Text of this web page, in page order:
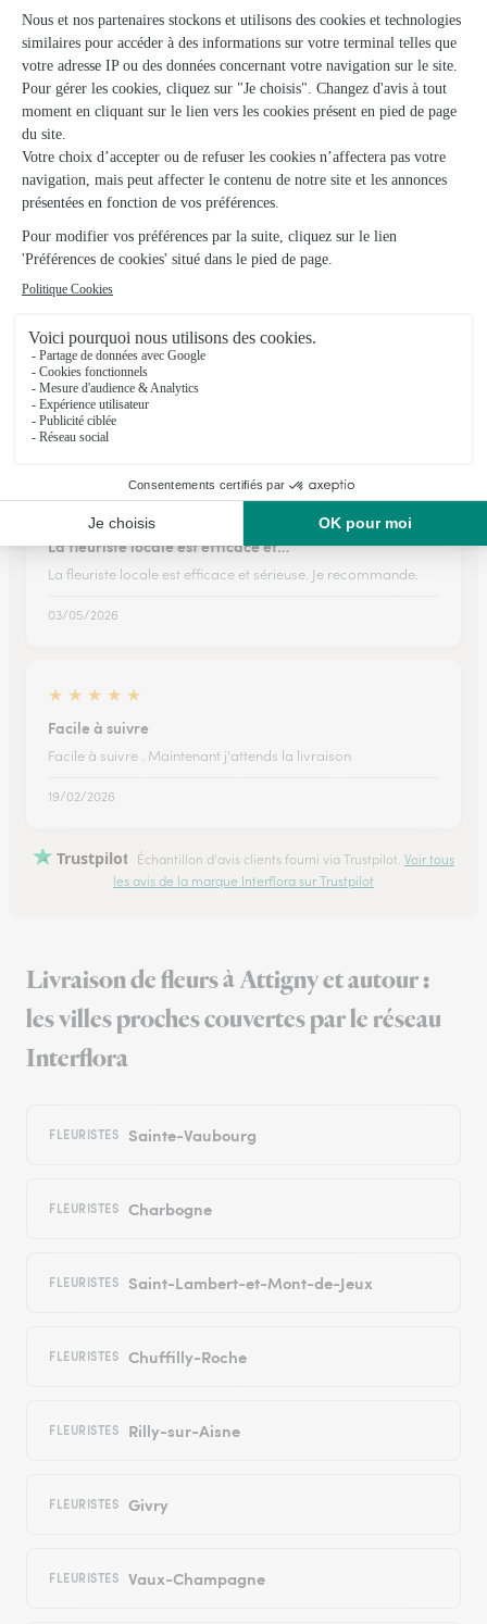
Ils ont fait livrer des fleurs ou une plante à
Attigny
★
Rapide et clair
Rapide et clair
09/05/2026
Effet de surprise pour le destinataire…
Effet de surprise pour le destinataire ! Livrée rapidement!
Mission accomplie 😊
02/03/2026
★ ★
★
La fleuriste locale est efficace et…
La fleuriste locale est efficace et sérieuse. Je recommande.
03/05/2026
★ ★ ★ ★ ★
Facile à suivre
Facile à suivre . Maintenant j'attends la livraison
19/02/2026
Trustpilot Échantillon d'avis clients fourni via Trustpilot. Voir tous
les avis de la marque Interflora sur Trustpilot
Livraison de fleurs à Attigny et autour :
les villes proches couvertes par le réseau
Interflora
FLEURISTES Sainte-Vaubourg
FLEURISTES Charbogne
FLEURISTES Saint-Lambert-et-Mont-de-Jeux
FLEURISTES Chuffilly-Roche
FLEURISTES Rilly-sur-Aisne
FLEURISTES Givry
FLEURISTES Vaux-Champagne